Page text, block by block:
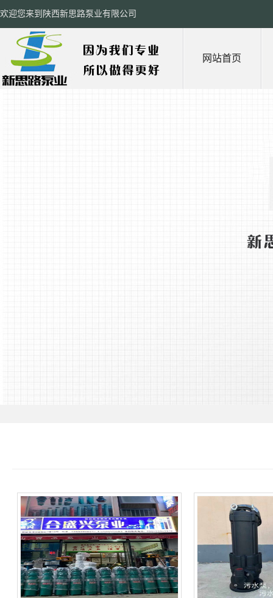
欢迎您来到陕西新思路泵业有限公司
网站首页